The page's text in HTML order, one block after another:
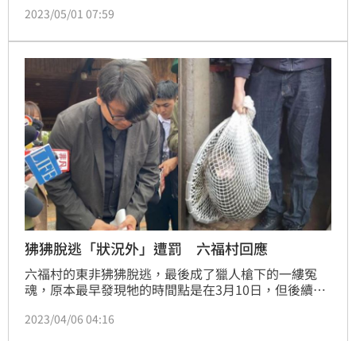
魚，後續交動物收容單位。
2023/05/01 07:59
狒狒脫逃「狀況外」遭罰 六福村回應
六福村的東非狒狒脫逃，最後成了獵人槍下的一縷冤
魂，原本最早發現牠的時間點是在3月10日，但後續又
街，雖然通報但卻沒有捕抓到，可見六福村的狒狒早就
2023/04/06 04:16